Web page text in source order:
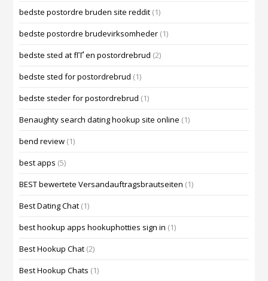
bedste postordre bruden site reddit (1)
bedste postordre brudevirksomheder (1)
bedste sted at fГҐ en postordrebrud (2)
bedste sted for postordrebrud (1)
bedste steder for postordrebrud (1)
Benaughty search dating hookup site online (1)
bend review (1)
best apps (5)
BEST bewertete Versandauftragsbrautseiten (1)
Best Dating Chat (1)
best hookup apps hookuphotties sign in (1)
Best Hookup Chat (2)
Best Hookup Chats (1)